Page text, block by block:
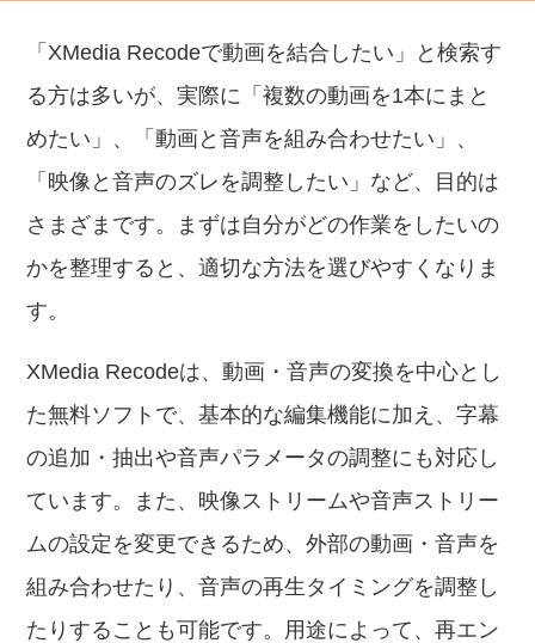
「XMedia Recodeで動画を結合したい」と検索す
る方は多いが、実際に「複数の動画を1本にまと
めたい」、「動画と音声を組み合わせたい」、
「映像と音声のズレを調整したい」など、目的は
さまざまです。まずは自分がどの作業をしたいの
かを整理すると、適切な方法を選びやすくなりま
す。
XMedia Recodeは、動画・音声の変換を中心とし
た無料ソフトで、基本的な編集機能に加え、字幕
の追加・抽出や音声パラメータの調整にも対応し
ています。また、映像ストリームや音声ストリー
ムの設定を変更できるため、外部の動画・音声を
組み合わせたり、音声の再生タイミングを調整し
たりすることも可能です。用途によって、再エン